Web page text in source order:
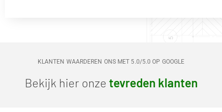
KLANTEN WAARDEREN ONS MET 5.0/5.0 OP GOOGLE
Bekijk hier onze tevreden klanten